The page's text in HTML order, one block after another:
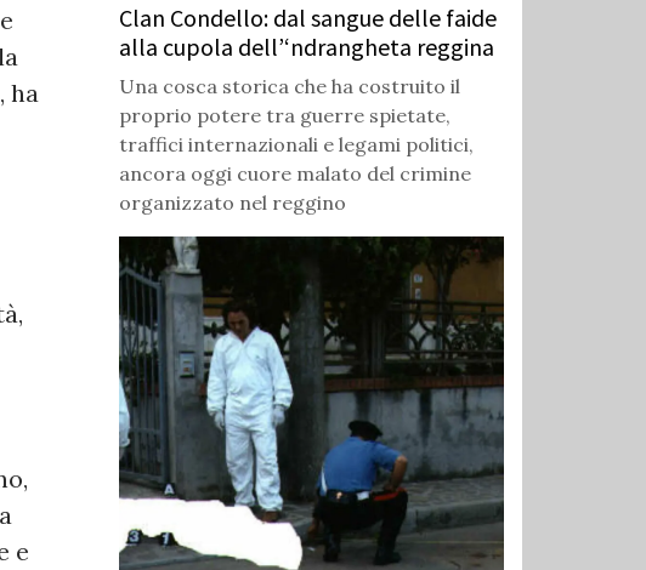
ha
e
Clan Condello: dal sangue delle faide
alla cupola dell’‘ndrangheta reggina
Una cosca storica che ha costruito il
proprio potere tra guerre spietate,
traffici internazionali e legami politici,
ancora oggi cuore malato del crimine
organizzato nel reggino